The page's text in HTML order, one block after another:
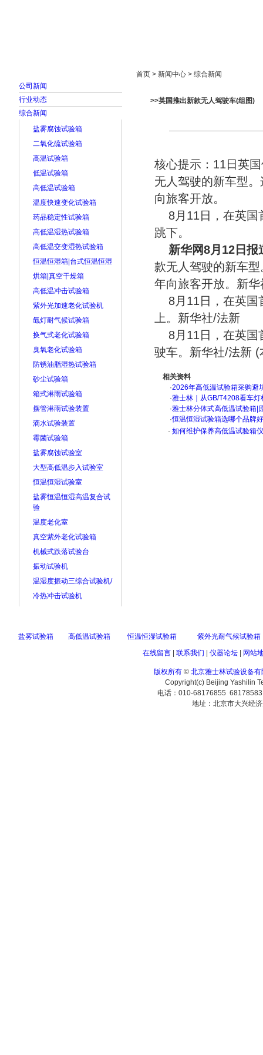
公司新闻
行业动态
综合新闻
盐雾腐蚀试验箱
二氧化硫试验箱
高温试验箱
低温试验箱
高低温试验箱
温度快速变化试验箱
药品稳定性试验箱
高低温湿热试验箱
高低温交变湿热试验箱
恒温恒湿箱|台式恒温恒湿
烘箱|真空干燥箱
高低温冲击试验箱
紫外光加速老化试验机
氙灯耐气候试验箱
换气式老化试验箱
臭氧老化试验箱
防锈油脂湿热试验箱
砂尘试验箱
箱式淋雨试验箱
摆管淋雨试验装置
滴水试验装置
霉菌试验箱
盐雾腐蚀试验室
大型高低温步入试验室
恒温恒湿试验室
盐雾恒温恒湿高温复合试
验
温度老化室
真空紫外老化试验箱
机械式跌落试验台
振动试验机
温湿度振动三综合试验机/
冷热冲击试验机
首页 > 新闻中心 > 综合新闻
>>英国推出新款无人驾驶车(组图)
核心提示：11日英
无人驾驶的新车型
向旅客开放。
8月11日，在英
跳下。
新华网8月12日报
款无人驾驶的新车
年向旅客开放。新华
8月11日，在英
上。新华社/法新
8月11日，在英
驶车。新华社/法新 (
相关资料
·2026年高低温试验箱采购
·雅士林｜从GB/T4208看车
·雅士林分体式高低温试验箱|
·恒温恒湿试验箱选哪个品牌
· 如何维护保养高低温试验箱
盐雾试验箱 高低温试验箱 恒温恒湿试验箱
紫外光耐气候试验箱
在线留言| 联系我们 仪器论坛| 网站
版权所有 © 北京雅士林试验设备有
Copyright(c) Beijing Yashilin
电话：010-68176855
地址：北京市大兴经